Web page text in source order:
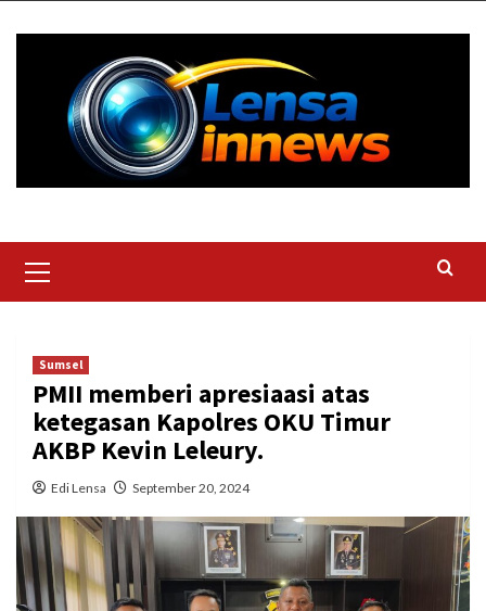
Menu
Sumsel
PMII memberi apresiaasi atas
ketegasan Kapolres OKU Timur
AKBP Kevin Leleury.
Edi Lensa September 20, 2024